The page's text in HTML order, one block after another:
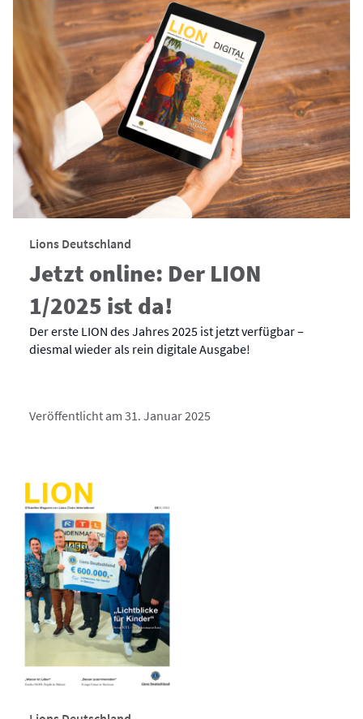
Lions Deutschland
Jetzt online: Der LION
1/2025 ist da!
Der erste LION des Jahres 2025 ist jetzt verfügbar –
diesmal wieder als rein digitale Ausgabe!
Veröffentlicht am 31. Januar 2025